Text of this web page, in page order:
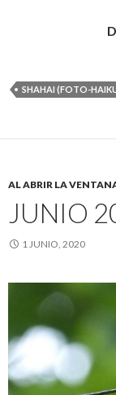
SHAHAI (FOTO-
AL ABRIR LA
JUNIO
1 JUNIO, 2020